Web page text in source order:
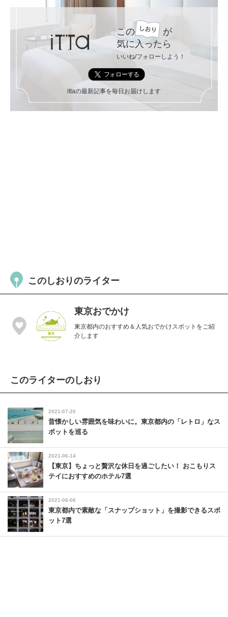
この
が
気に入ったら
いいね/フォローしよう！
ittaの最新記事を毎日お届けします
このしおりのライター
東京おでかけ
東京都内のおすすめ＆人気おでかけスポットをご紹
介します
このライターのしおり
2021-07-20
昔懐かしい雰囲気を味わいに。東京都内の「レトロ」なス
ポットを巡る
2021-06-14
【東京】ちょっと贅沢な休日を過ごしたい！ おこもりス
テイにおすすめのホテル7選
2021-06-06
東京都内で素敵な「スナップショット」を撮影できるスポ
ット7選